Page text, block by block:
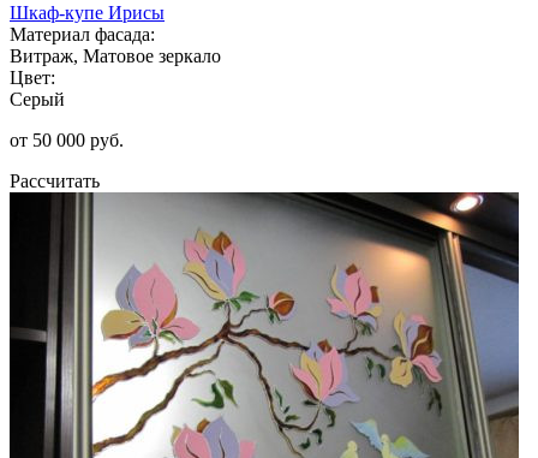
Шкаф-купе Ирисы
Материал фасада:
Витраж, Матовое зеркало
Цвет:
Серый
от 50 000 руб.
Рассчитать